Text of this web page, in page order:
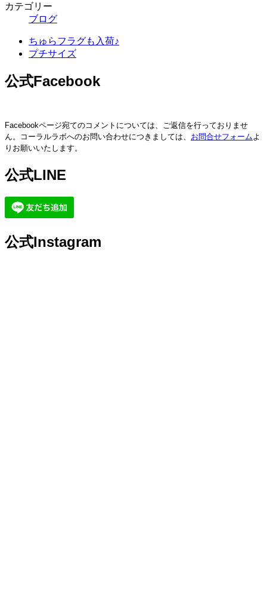
カテゴリー
ブログ
ちゅらフラグも入荷♪
プチサイズ
公式Facebook
Facebookページ宛てのコメントについては、ご返信を行っておりませ
ん。コーラルラボへのお問い合わせにつきましては、 お問合せフォームよ
りお願いいたします。
公式LINE
公式Instagram